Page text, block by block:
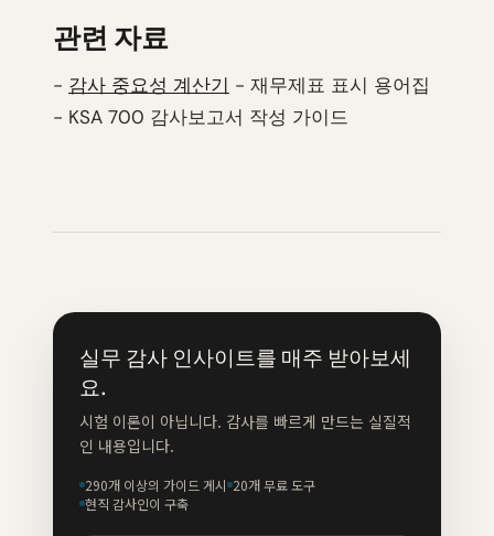
관련 자료
- 감사 중요성 계산기 - 재무제표 표시 용어집
- KSA 700 감사보고서 작성 가이드
실무 감사 인사이트를 매주 받아보세
요.
시험 이론이 아닙니다. 감사를 빠르게 만드는 실질적
인 내용입니다.
290개 이상의 가이드 게시 20개 무료 도구
현직 감사인이 구축